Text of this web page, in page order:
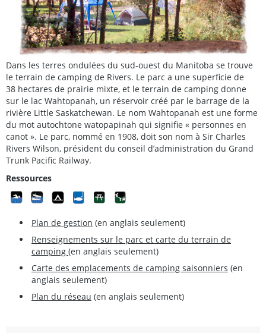
Dans les terres ondulées du sud-ouest du Manitoba se trouve
le terrain de camping de Rivers. Le parc a une superficie de
38 hectares de prairie mixte, et le terrain de camping donne
sur le lac Wahtopanah, un réservoir créé par le barrage de la
rivière Little Saskatchewan. Le nom Wahtopanah est une forme
du mot autochtone watopapinah qui signifie « personnes en
canot ». Le parc, nommé en 1908, doit son nom à Sir Charles
Rivers Wilson, président du conseil d’administration du Grand
Trunk Pacific Railway.
Ressources
Plan de gestion (en anglais seulement)
Renseignements sur le parc et carte du terrain de
camping (en anglais seulement)
Carte des emplacements de camping saisonniers (en
anglais seulement)
Plan du réseau (en anglais seulement)